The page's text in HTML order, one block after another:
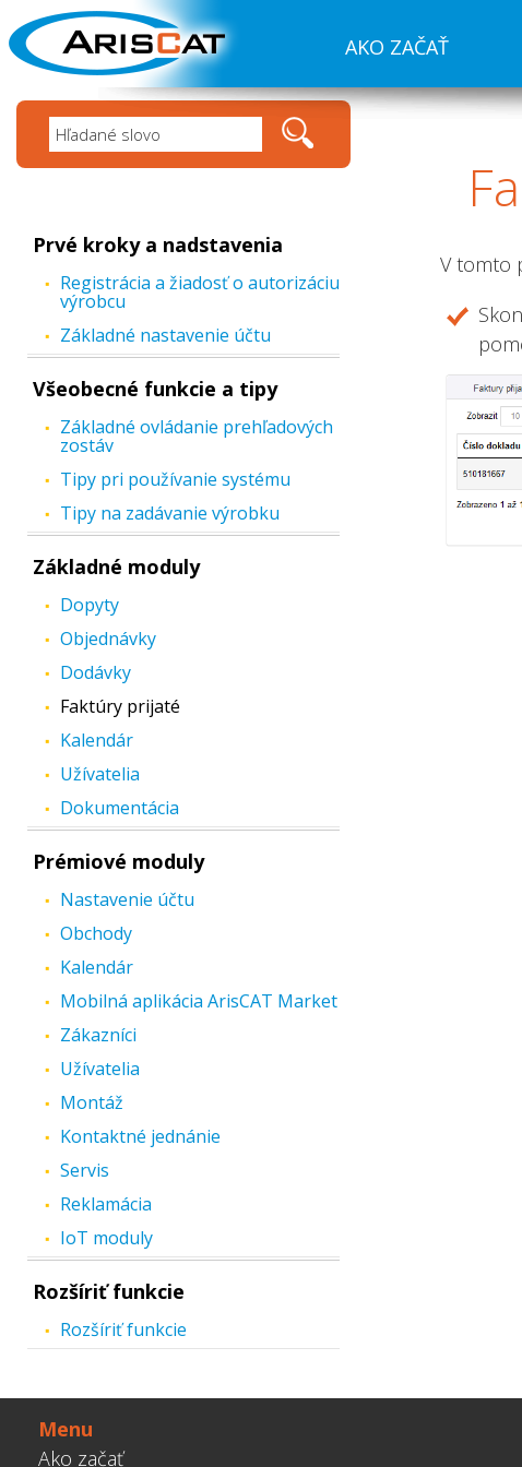
AKO ZAČAŤ
Prvé kroky a nadstavenia
Registrácia a žiadosť o autorizáciu
výrobcu
Základné nastavenie účtu
Všeobecné funkcie a tipy
Základné ovládanie prehľadových
zostáv
Tipy pri používanie systému
Tipy na zadávanie výrobku
Základné moduly
Dopyty
Objednávky
Dodávky
Faktúry prijaté
Kalendár
Užívatelia
Dokumentácia
Prémiové moduly
Nastavenie účtu
Obchody
Kalendár
Mobilná aplikácia ArisCAT Market
Zákazníci
Užívatelia
Montáž
Kontaktné jednánie
Servis
Reklamácia
IoT moduly
Rozšíriť funkcie
Rozšíriť funkcie
V tomto
Menu
Ako začať